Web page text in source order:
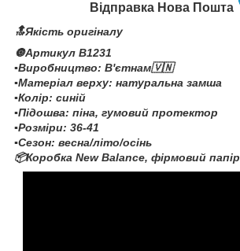
Відправка Нова Пошта
🔝Якість оригіналу
🔘Артикул B1231
▪️Виробництво: В'єтнам🇻🇳
▪️Матеріал верху: натуральна замша
▪️Колір: синій
▪️Підошва: піна, гумовий протектор
▪️Розміри: 36-41
▪️Сезон: весна/літо/осінь
📦Коробка New Balance, фірмовий папір